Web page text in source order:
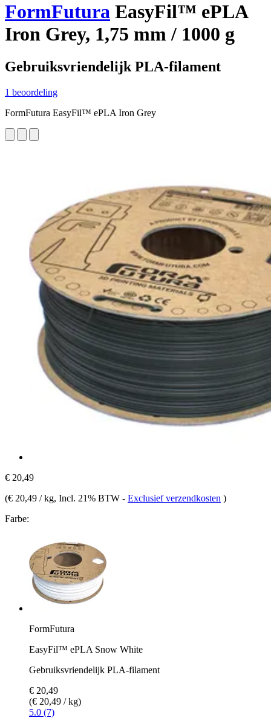
FormFutura EasyFil™ ePLA
Iron Grey, 1,75 mm / 1000 g
Gebruiksvriendelijk PLA-filament
1 beoordeling
FormFutura EasyFil™ ePLA Iron Grey
€ 20,49
(€ 20,49 / kg, Incl. 21% BTW - Exclusief verzendkosten )
Farbe:
FormFutura
EasyFil™ ePLA Snow White
Gebruiksvriendelijk PLA-filament
€ 20,49
(€ 20,49 / kg)
5.0 (7)